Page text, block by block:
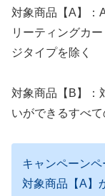
対象商品【A】：
リーティングカ
ジタイプを除く
対象商品【B】：
いができるすべ
キャンペーンペ
対象商品【A】